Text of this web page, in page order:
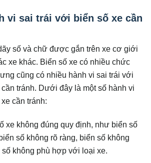
vi sai trái với biển số xe cần
số và chữ được gắn trên xe cơ giới
xe khác. Biển số xe có nhiều chức
cũng có nhiều hành vi sai trái với
tránh. Dưới đây là một số hành vi
cần tránh:
xe không đúng quy định, như biển số
số không rõ ràng, biển số không
số không phù hợp với loại xe.